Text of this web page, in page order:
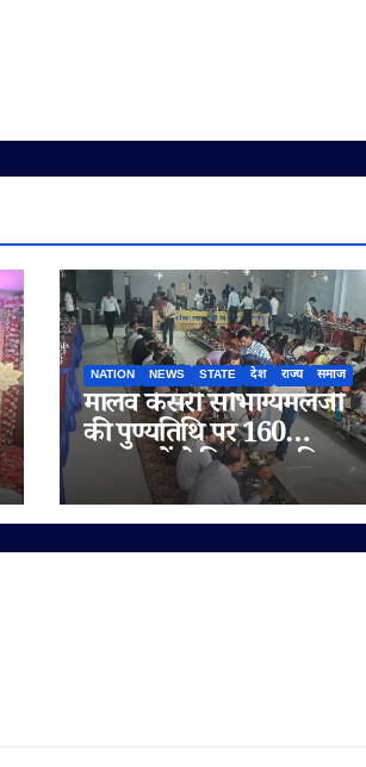
NATION NEWS STATE देश राज्य समाज
मालव केसरी सौभाग्यमलजी
की पुण्यतिथि पर 160
आराधकों ने किया सामूहिक
एकासन, तप-आराधना से गूंजा
चतुर्विध संघ